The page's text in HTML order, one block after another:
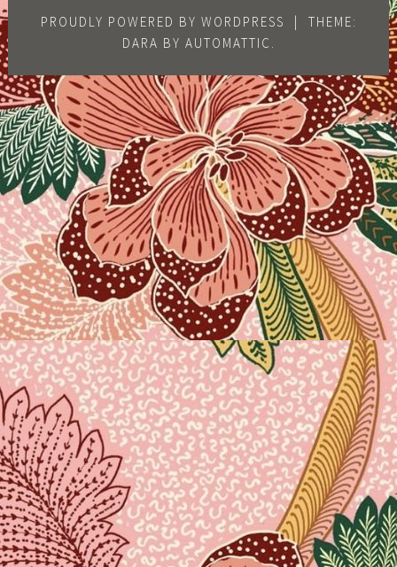
PROUDLY POWERED BY WORDPRESS |
THEME:
DARA BY AUTOMATTIC .